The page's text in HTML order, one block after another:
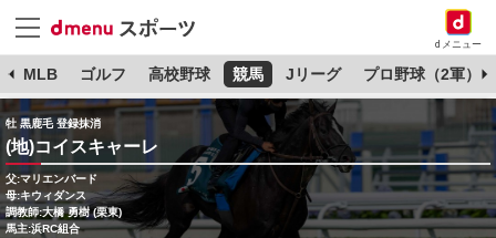
dメニュー
MLB ゴルフ 高校野球 競馬 Jリーグ プロ野球（2軍）
牡 黒鹿毛 登録抹消
(地)コイスキャーレ
父:マリエンバード
母:キウィダンス
調教師:大橋 勇樹 (栗東)
馬主:浜RC組合